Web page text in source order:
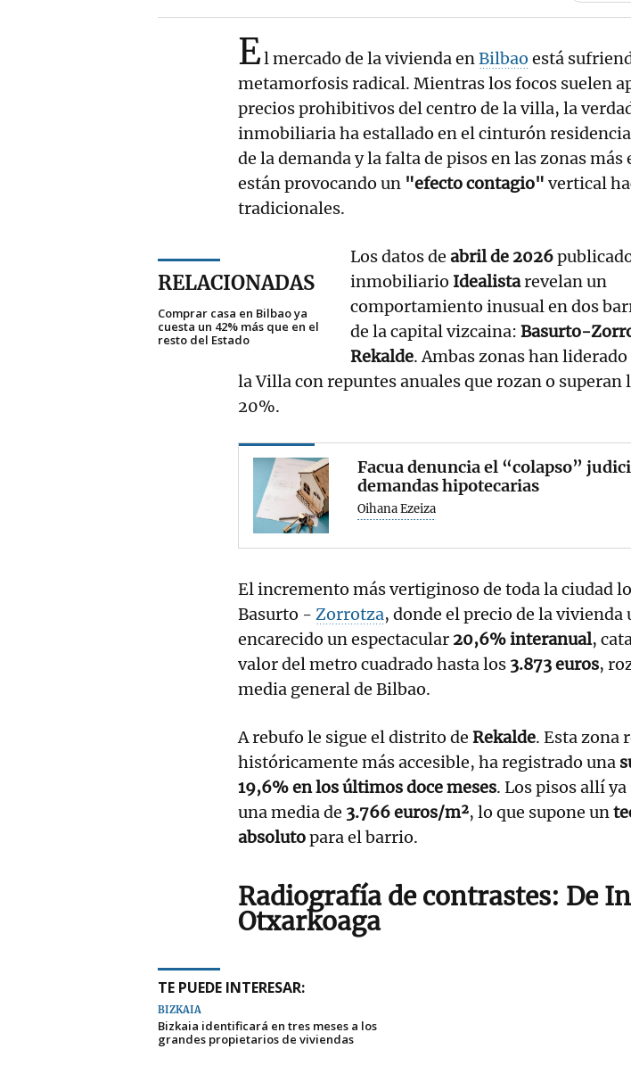
El mercado de la vivienda enBilbao está
metamorfosis radical. Mientras los focos suelen
precios prohibitivos del centro de la villa, la
inmobiliaria ha estallado en el cinturón
de la demanda y la falta de pisos en las zonas más
están provocando un "efecto contagio" vertical
tradicionales.
RELACIONADAS
Comprar casa en Bilbao ya
cuesta un 42% más que en el
resto del Estado
Los datos deabril de 2026
inmobiliario Idealistarevelan un
comportamiento inusual en dos
de la capital vizcaina:Basurto-
Rekalde. Ambas zonas han
la Villa con repuntes anuales que rozan o superan
20%.
Facua denuncia el “colapso”
demandas hipotecarias
Oihana Ezeiza
El incremento más vertiginoso de toda la ciudad
Basurto - Zorrotza, donde el precio de la vivienda
encarecido un espectacular 20,6% interanual,
valor del metro cuadrado hasta los 3.873 euros,
media general de Bilbao.
A rebufo le sigue el distrito de Rekalde. Esta zona
históricamente más accesible, ha registrado una
19,6% en los últimos doce meses. Los pisos allí
una media de 3.766 euros/m², lo que supone un
absolutopara el barrio.
Radiografía de contrastes: De
Otxarkoaga
TE PUEDE INTERESAR:
BIZKAIA
Bizkaia identificará en tres meses a los
grandes propietarios de viviendas